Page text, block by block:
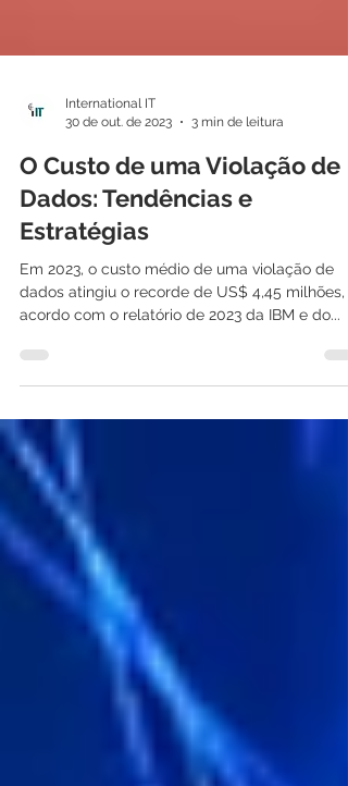
30 de out. de 2023
3 min de leitura
O Custo de uma Violação de
Dados: Tendências e
Estratégias
Em 2023, o custo médio de uma violação de
acordo com o relatório de 2023 da IBM e do...